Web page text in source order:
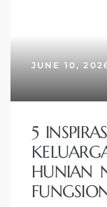
JUNE 10,
5
HUNIAN